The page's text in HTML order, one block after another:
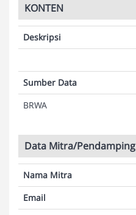
KONTEN
Deskripsi
Sumber Data
BRWA
Data Mitra/Pendamping
Nama Mitra
Email